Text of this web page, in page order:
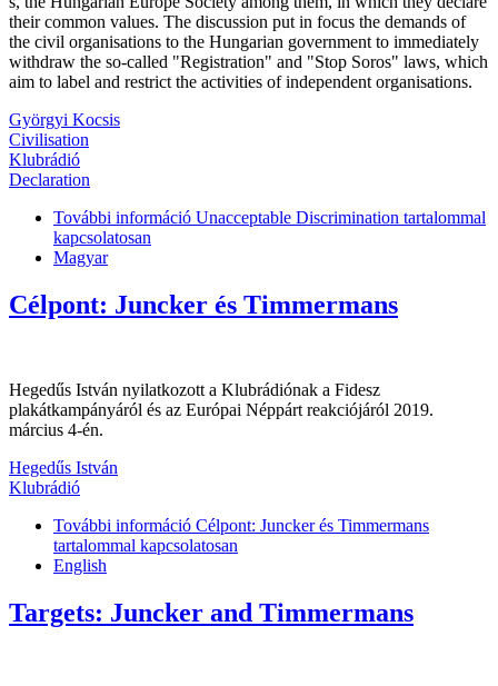
their common values. The discussion put in focus the demands of
the civil organisations to the Hungarian government to immediately
withdraw the so-called "Registration" and "Stop Soros" laws, which
aim to label and restrict the activities of independent organisations.
Györgyi Kocsis
Civilisation
Klubrádió
Declaration
További információ Unacceptable Discrimination tartalommal
kapcsolatosan
Magyar
Célpont: Juncker és Timmermans
Hegedűs István nyilatkozott a Klubrádiónak a Fidesz
plakátkampányáról és az Európai Néppárt reakciójáról 2019.
március 4-én.
Hegedűs István
Klubrádió
További információ Célpont: Juncker és Timmermans
tartalommal kapcsolatosan
English
Targets: Juncker and Timmermans